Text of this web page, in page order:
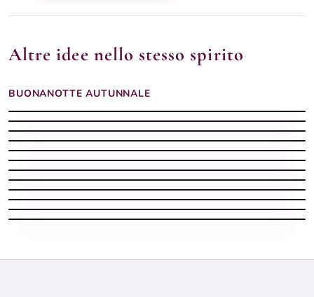
Altre idee nello stesso spirito
BUONANOTTE AUTUNNALE
Buonanotte Autunno silenziosa
Buonanotte serena
Buonanotte Autunno leggera
Buonanotte Autunno con sera stellata
Buonanotte Autunno con sera tranquilla
Buonanotte Autunno sognatrice
Buonanotte autunnale serena
Buonanotte Autunno serena
Buonanotte autunnale con pioggia e luce del lampione
Buonanotte Autunno vellutata
Buonanotte autunnale soffusa